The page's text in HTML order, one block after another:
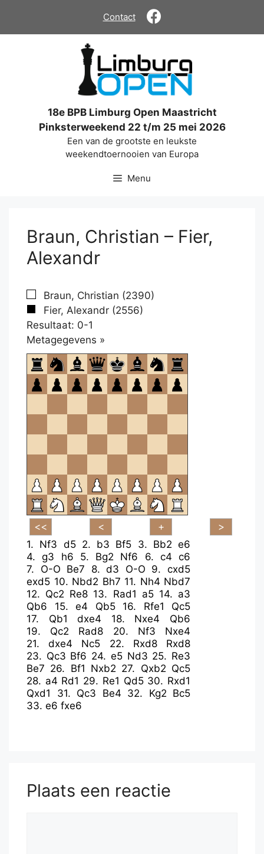
de
Contact
18e BPB Limburg Open Maastricht
Pinksterweekend 22 t/m 25 mei 2026
Een van de grootste en leukste
weekendtoernooien van Europa
Menu
Braun, Christian – Fier,
Alexandr
Braun, Christian (2390)
Fier, Alexandr (2556)
Resultaat: 0-1
Metagegevens »
om
te
openen.
1. Nf3 d5 2. b3 Bf5 3. Bb2 e6
4.g3 h6 5. Bg2 Nf6 6. c4 c6
7. O-O Be7 8.d3 O-O 9.cxd5
exd5 10. Nbd2 Bh7 11. Nh4 Nbd7
12. Qc2 Re8 13. Rad1 a5 14. a3
Qb6
15. e4 Qb5 16. Rfe1
Qc5
17. Qb1 dxe4 18. Nxe4
Qb6
19. Qc2 Rad8 20. Nf3
Nxe4
21.dxe4 Nc5 22. Rxd8
Rxd8
23. Qc3 Bf6 24. e5 Nd3 25. Re3
Be7 26. Bf1 Nxb2 27. Qxb2 Qc5
28. a4 Rd1 29. Re1 Qd5 30. Rxd1
Qxd1
31. Qc3 Be4 32. Kg2 Bc5
33. e6 fxe6
Plaats een reactie